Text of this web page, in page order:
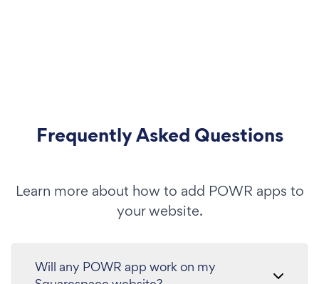
Frequently Asked Questions
Learn more about how to add POWR apps to
your website.
Will any POWR app work on my